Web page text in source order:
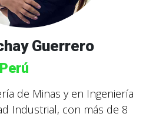
Guerrero
Perú
de Minas y en Ingeniería
Industrial, con más de 8